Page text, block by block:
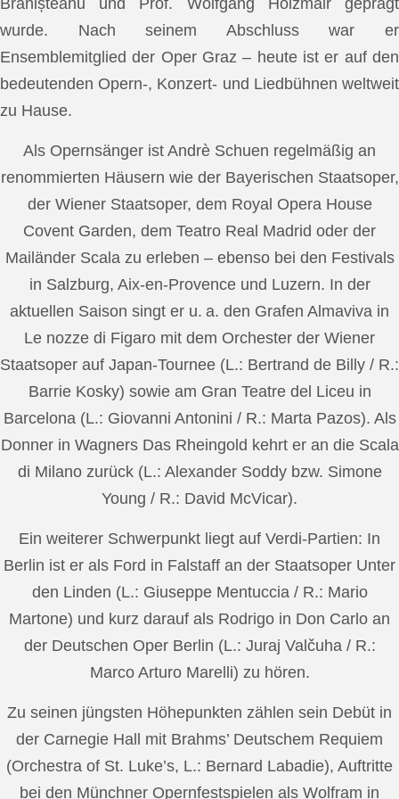
Brănișteanu und Prof. Wolfgang Holzmair geprägt
wurde. Nach seinem Abschluss war er
Ensemblemitglied der Oper Graz – heute ist er auf den
bedeutenden Opern-, Konzert- und Liedbühnen weltweit
zu Hause.
Als Opernsänger ist Andrè Schuen regelmäßig an
renommierten Häusern wie der Bayerischen Staatsoper,
der Wiener Staatsoper, dem Royal Opera House
Covent Garden, dem Teatro Real Madrid oder der
Mailänder Scala zu erleben – ebenso bei den Festivals
in Salzburg, Aix-en-Provence und Luzern. In der
aktuellen Saison singt er u. a. den Grafen Almaviva in
Le nozze di Figaro mit dem Orchester der Wiener
Staatsoper auf Japan-Tournee (L.: Bertrand de Billy / R.:
Barrie Kosky) sowie am Gran Teatre del Liceu in
Barcelona (L.: Giovanni Antonini / R.: Marta Pazos). Als
Donner in Wagners Das Rheingold kehrt er an die Scala
di Milano zurück (L.: Alexander Soddy bzw. Simone
Young / R.: David McVicar).
Ein weiterer Schwerpunkt liegt auf Verdi-Partien: In
Berlin ist er als Ford in Falstaff an der Staatsoper Unter
den Linden (L.: Giuseppe Mentuccia / R.: Mario
Martone) und kurz darauf als Rodrigo in Don Carlo an
der Deutschen Oper Berlin (L.: Juraj Valčuha / R.:
Marco Arturo Marelli) zu hören.
Zu seinen jüngsten Höhepunkten zählen sein Debüt in
der Carnegie Hall mit Brahms’ Deutschem Requiem
(Orchestra of St. Luke’s, L.: Bernard Labadie), Auftritte
bei den Münchner Opernfestspielen als Wolfram in